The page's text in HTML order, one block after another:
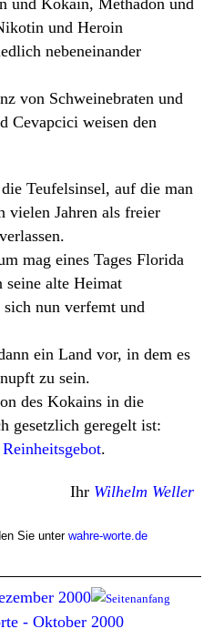
und Kokain, Methadon und
und Heroin
nebeneinander
von Schweinebraten und
Cevapcici weisen den
Teufelsinsel, auf die man
vielen Jahren als freier
mag eines Tages Florida
seine alte Heimat
nun verfemt und
ein Land vor, in dem es
zu sein.
des Kokains in die
gesetzlich geregelt ist:
Reinheitsgebot.
Ihr Wilhelm Weller
Sie unter wahre-worte.de